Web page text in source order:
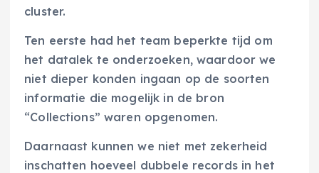
cluster.
Ten eerste had het team beperkte tijd om
het datalek te onderzoeken, waardoor we
niet dieper konden ingaan op de soorten
informatie die mogelijk in de bron
“Collections” waren opgenomen.
Daarnaast kunnen we niet met zekerheid
inschatten hoeveel dubbele records in het